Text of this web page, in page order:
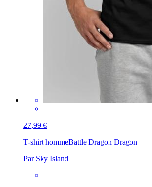
27,99 €
T-shirt hommeBattle Dragon Dragon
Par Sky Island